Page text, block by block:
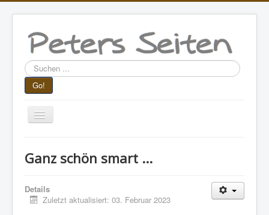
Suchen
...
Go!
Navigation
Peter privat
Ganz schön smart ...
Ganz schön smart ...
Details
Zuletzt aktualisiert: 03. Februar 2023